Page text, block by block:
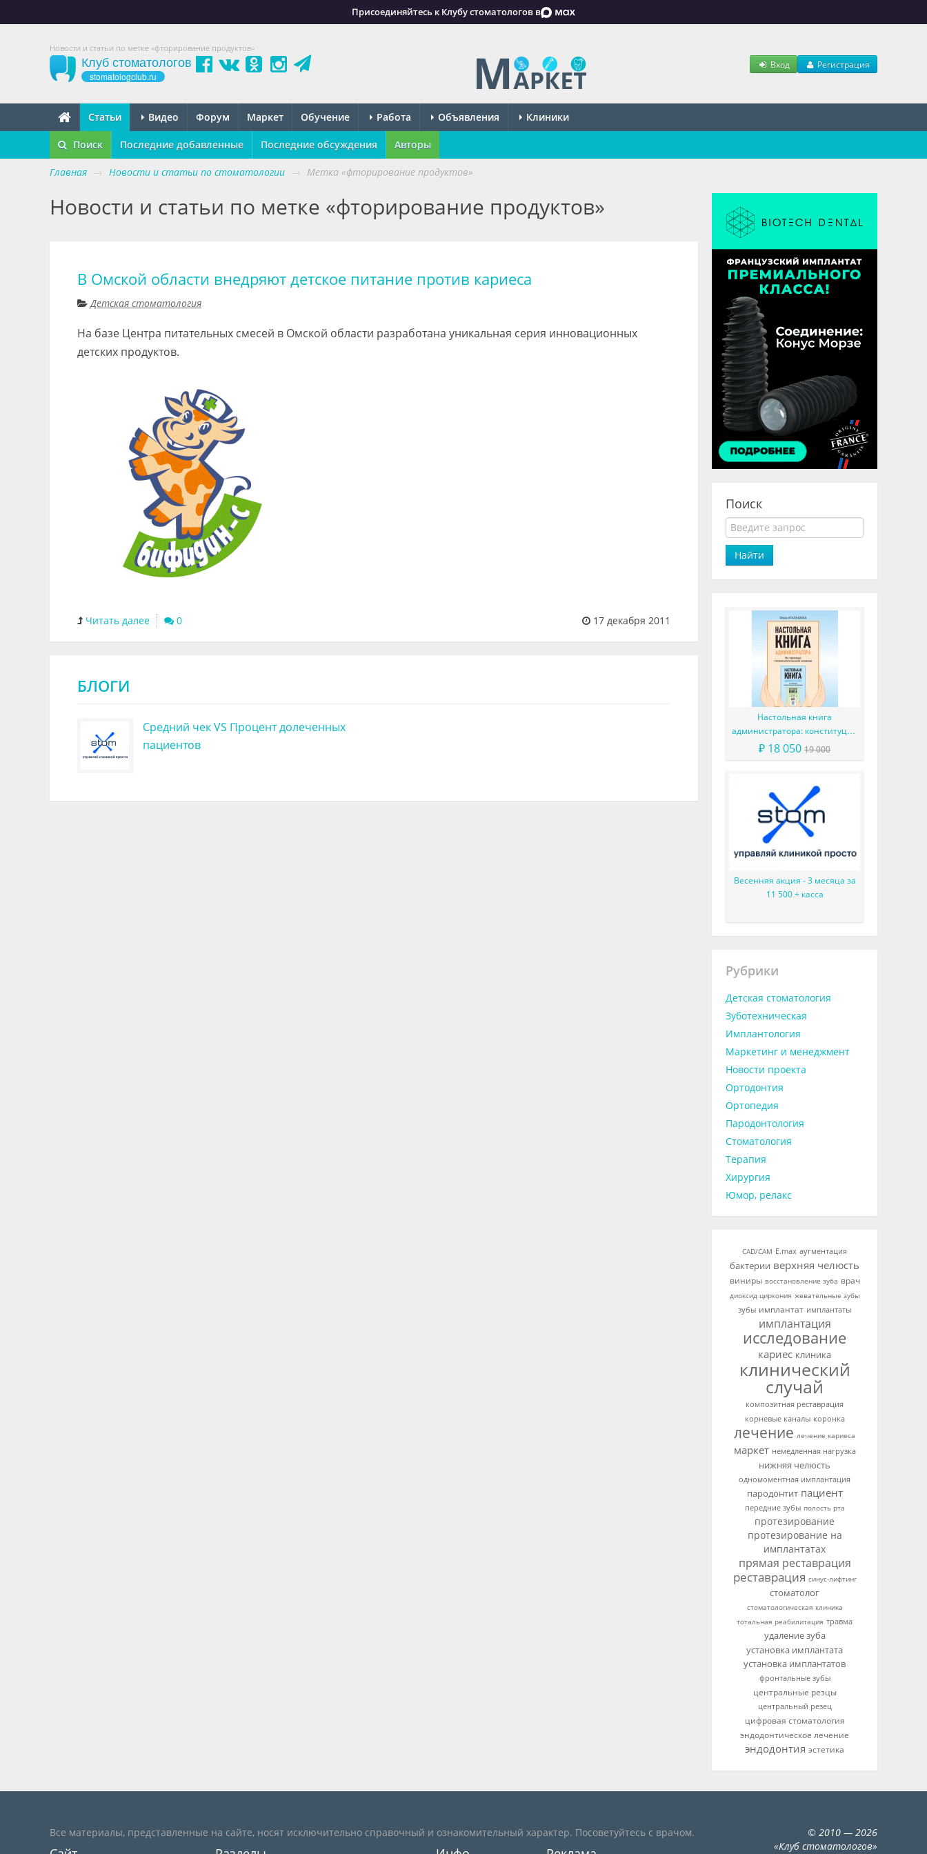
Присоединяйтесь к Клубу стоматологов в
Новости и статьи по метке «фторирование продуктов»
Клуб стоматологов
stomatologclub.ru
Вход Регистрация
Статьи Видео Форум Маркет Обучение Работа Объявления Клиники
Поиск Последние добавленные Последние обсуждения Авторы
Главная → Новости и статьи по стоматологии → Метка «фторирование продуктов»
Новости и статьи по метке «фторирование продуктов»
В Омской области внедряют детское питание против кариеса
Детская стоматология
На базе Центра питательных смесей в Омской области разработана уникальная серия инновационных
детских продуктов.
Читать далее 0 17 декабря 2011
БЛОГИ
Средний чек VS Процент долеченных
пациентов
Поиск
Найти
Настольная книга
администратора: конституция
вашего ресепшена
₽ 18 050 19 000
Весенняя акция - 3 месяца за
11 500 + касса
Рубрики
Детская стоматология
Зуботехническая
Имплантология
Маркетинг и менеджмент
Новости проекта
Ортодонтия
Ортопедия
Пародонтология
Стоматология
Терапия
Хирургия
Юмор, релакс
CAD/CAM E.max аугментация
бактерии верхняя челюсть
виниры восстановление зуба врач
диоксид циркония жевательные зубы
зубы имплантат имплантаты
имплантация
исследование
кариес клиника
клинический
случай
композитная реставрация
корневые каналы коронка
лечение лечение кариеса
маркет немедленная нагрузка
нижняя челюсть
одномоментная имплантация
пародонтит пациент
передние зубы полость рта
протезирование
протезирование на
имплантатах
прямая реставрация
реставрация синус-лифтинг
стоматолог
стоматологическая клиника
тотальная реабилитация травма
удаление зуба
установка имплантата
установка имплантатов
фронтальные зубы
центральные резцы
центральный резец
цифровая стоматология
эндодонтическое лечение
эндодонтия эстетика
Все материалы, представленные на сайте, носят исключительно справочный и ознакомительный характер. Посоветуйтесь с врачом. © 2010 — 2026
«Клуб стоматологов»